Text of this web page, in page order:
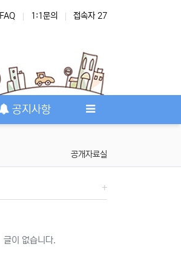
FAQ 1:1문의 접속자 27
공지사항
공개자료실
글이 없습니다.